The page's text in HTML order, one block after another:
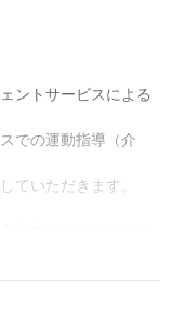
ポートいたしま
りな求人をご紹
整だけでなく、
ポートします。
ントサービスによる
での運動指導（介
ていただきます。
のリハビリと機能訓